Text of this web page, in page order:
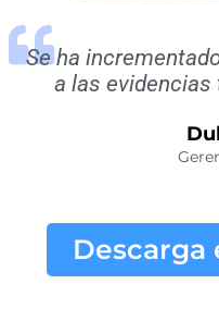
Se ha
a las
Descarga